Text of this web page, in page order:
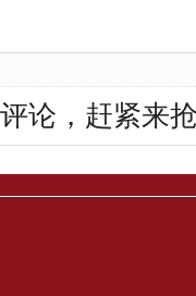
论，赶紧来